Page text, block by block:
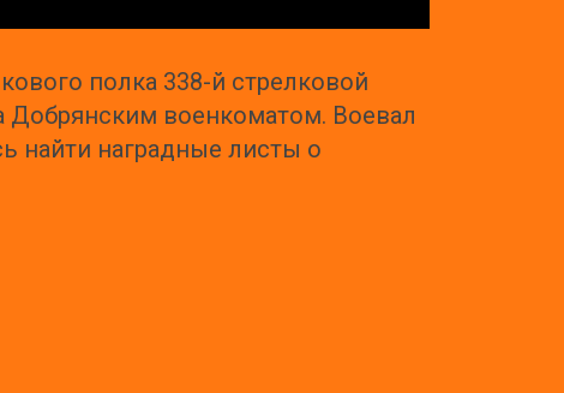
полка 338-й стрелковой
Добрянским военкоматом. Воевал
найти наградные листы о